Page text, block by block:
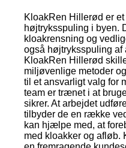
KloakRen Hillerød er
højtryksspuling i byen.
kloakrensning og
også højtryksspuling af
KloakRen Hillerød
miljøvenlige metoder
til et ansvarligt valg for
team er trænet i at
sikrer. At arbejdet
tilbyder de en række
kan hjælpe med, at
med kloakker og afløb.